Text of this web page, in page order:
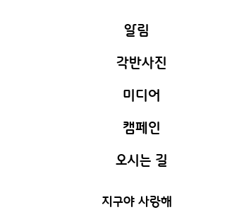
알림
안내사항
교실환경
식단표
각반사진
소망가득C
사랑가득C
기쁨가득
지혜가득C
미디어
새하늘 활동
우리들의 행사
부모멘토 정쑥쌤
캠페인
극복해요 코로나
지구야 사랑해
오시는 길